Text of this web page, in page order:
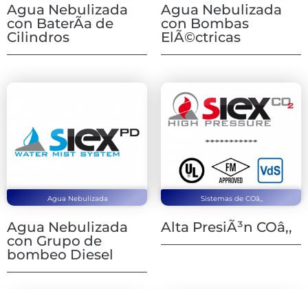
Agua Nebulizada
con BaterÃ­a de
Cilindros
Agua Nebulizada
con Bombas
ElÃ©ctricas
Agua Nebulizada
Agua Nebulizada
con Grupo de
bombeo Diesel
Sistemas de COâ‚‚
Alta PresiÃ³n COâ‚‚